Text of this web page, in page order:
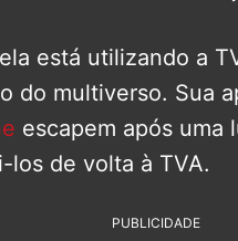
está utilizando a
do multiverso. Sua
escapem após uma
los de volta à TVA.
PUBLICIDADE